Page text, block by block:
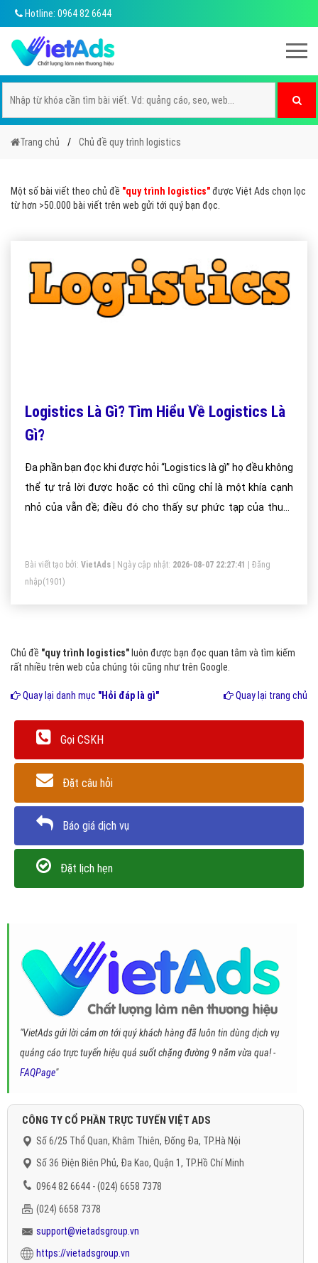
Hotline: 0964 82 6644
Trang chủ Chủ đề quy trình logistics
Một số bài viết theo chủ đề "quy trình logistics"được Việt Ads chọn lọc
từ hơn >50.000 bài viết trên web gửi tới quý bạn đọc.
Logistics Là Gì? Tìm Hiểu Về Logistics Là
Gì?
Đa phần bạn đọc khi được hỏi “Logistics là gì” họ đều không
thể tự trả lời được hoặc có thì cũng chỉ là một khía cạnh
nhỏ của vẫn đề; điều đó cho thấy sự phức tạp của thuật
Bài viết tạo bởi: VietAds | Ngày cập nhật: 2026-08-07 22:27:41
Đăng
nhập(1901)
Chủ đề "quy trình logistics" luôn được bạn đọc quan tâm và tìm kiếm
rất nhiều trên web của chúng tôi cũng như trên Google.
Quay lại danh mục "Hỏi đáp là gì" Quay lại trang chủ
Gọi CSKH
Đặt câu hỏi
Báo giá dịch vụ
Đặt lịch hẹn
"VietAds gửi lời cảm ơn tới quý khách hàng đã luôn tin dùng dịch vụ
quảng cáo trực tuyến hiệu quả suốt chặng đường 9 năm vừa qua! -
FAQPage"
CÔNG TY CỔ PHẦN TRỰC TUYẾN VIỆT ADS
Số 6/25 Thổ Quan, Khâm Thiên, Đống Đa, TP.Hà Nội
Số 36 Điện Biên Phủ, Đa Kao, Quận 1, TP.Hồ Chí Minh
0964 82 6644 - (024) 6658 7378
(024) 6658 7378
support@vietadsgroup.vn
https://vietadsgroup.vn